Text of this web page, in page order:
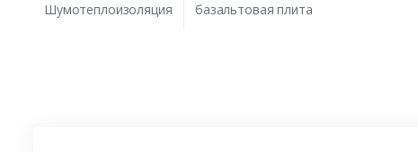
Шумотеплоизоляция базальтовая плита